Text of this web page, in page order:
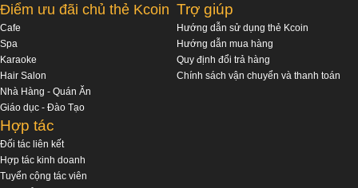
Điểm ưu đãi chủ thẻ Kcoin
Cafe
Spa
Karaoke
Hair Salon
Nhà Hàng - Quán Ăn
Giáo dục - Đào Tạo
Trợ giúp
Hướng dẫn sử dụng thẻ Kcoin
Hướng dẫn mua hàng
Quy định đổi trả hàng
Chính sách vận chuyển và thanh toán
Hợp tác
Đối tác liên kết
Hợp tác kinh doanh
Tuyển cộng tác viên